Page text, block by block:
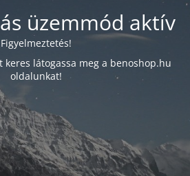
üzemmód aktív
Figyelmeztetés!
látogassa meg a benoshop.hu
oldalunkat!